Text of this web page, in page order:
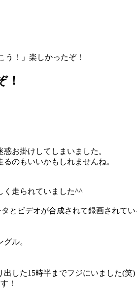
う！」楽しかったぞ！
！
お掛けしてしまいました。
のもいいかもしれませんね。
く走られていました^^
とビデオが合成されて録画されてい
ル。
した15時半までフジにいました(笑)
！